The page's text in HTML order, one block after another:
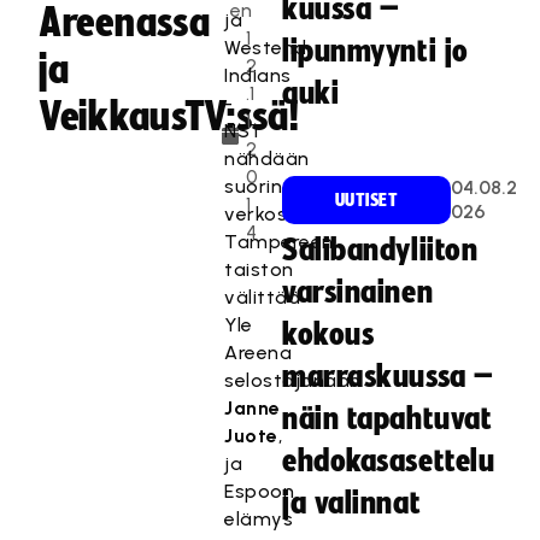
Areenassa
ja
VeikkausTV:ssä!
en
1
2
.1
1.
2
0
1
4
ja
Westend
Indians
-
NST
nähdään
suorina
verkossa.
Tampereen
taiston
välittää
Yle
Areena
selostajanaan
Janne
Juote,
ja
Espoon
elämys
kuussa –
lipunmyynti jo
auki
UUTISET
04.08.2
026
Salibandyliiton
varsinainen
kokous
marraskuussa –
näin tapahtuvat
ehdokasasettelu
ja valinnat